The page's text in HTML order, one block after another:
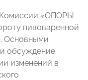
Комиссии «ОПОРЫ
пивоваренной
Основными
обсуждение
изменений в